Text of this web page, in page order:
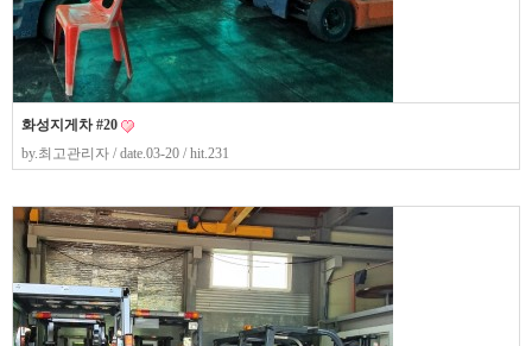
화성지게차 #20
by.최고관리자 / date.03-20 / hit.231